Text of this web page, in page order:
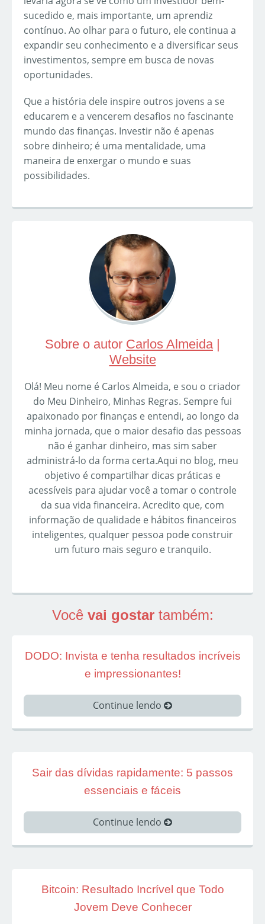
sucedido e, mais importante, um aprendiz
contínuo. Ao olhar para o futuro, ele continua a
expandir seu conhecimento e a diversificar seus
investimentos, sempre em busca de novas
oportunidades.
Que a história dele inspire outros jovens a se
educarem e a vencerem desafios no fascinante
mundo das finanças. Investir não é apenas
sobre dinheiro; é uma mentalidade, uma
maneira de enxergar o mundo e suas
possibilidades.
Sobre o autor Carlos Almeida|
Website
Olá! Meu nome é Carlos Almeida, e sou o criador
do Meu Dinheiro, Minhas Regras. Sempre fui
apaixonado por finanças e entendi, ao longo da
minha jornada, que o maior desafio das pessoas
não é ganhar dinheiro, mas sim saber
administrá-lo da forma certa.Aqui no blog, meu
objetivo é compartilhar dicas práticas e
acessíveis para ajudar você a tomar o controle
da sua vida financeira. Acredito que, com
informação de qualidade e hábitos financeiros
inteligentes, qualquer pessoa pode construir
um futuro mais seguro e tranquilo.
Você vai gostartambém:
DODO: Invista e tenha resultados incríveis
e impressionantes!
Continue lendo
Sair das dívidas rapidamente: 5 passos
essenciais e fáceis
Continue lendo
Bitcoin: Resultado Incrível que Todo
Jovem Deve Conhecer